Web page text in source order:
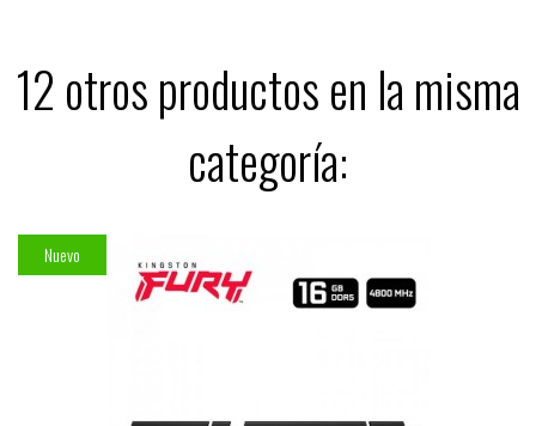
12 otros productos en la misma
categoría:
Nuevo